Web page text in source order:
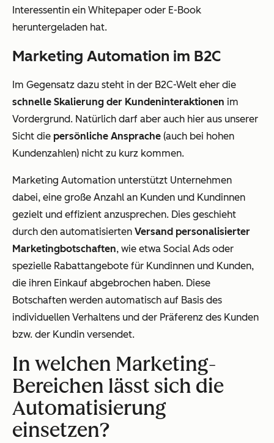
Interessentin ein Whitepaper oder E-Book
heruntergeladen hat.
Marketing Automation im B2C
Im Gegensatz dazu steht in der B2C-Welt eher die
schnelle Skalierung der Kundeninteraktionen im
Vordergrund. Natürlich darf aber auch hier aus unserer
Sicht die persönliche Ansprache (auch bei hohen
Kundenzahlen) nicht zu kurz kommen.
Marketing Automation unterstützt Unternehmen
dabei, eine große Anzahl an Kunden und Kundinnen
gezielt und effizient anzusprechen. Dies geschieht
durch den automatisierten Versand personalisierter
Marketingbotschaften, wie etwa Social Ads oder
spezielle Rabattangebote für Kundinnen und Kunden,
die ihren Einkauf abgebrochen haben. Diese
Botschaften werden automatisch auf Basis des
individuellen Verhaltens und der Präferenz des Kunden
bzw. der Kundin versendet.
In welchen Marketing-
Bereichen lässt sich die
Automatisierung
einsetzen?